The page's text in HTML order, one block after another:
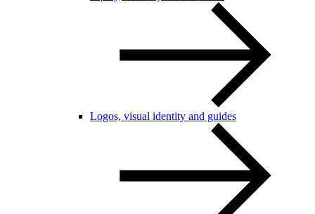
Logos, visual identity and guides